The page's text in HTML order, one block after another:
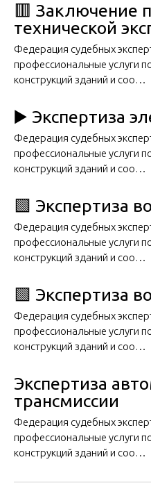
🟥 Заключение
технической
Федерация судебных
профессиональные услуги
конструкций зданий и соо…
▶️ Экспертиза
Федерация судебных
профессиональные услуги
конструкций зданий и соо…
🟩 Экспертиза
Федерация судебных
профессиональные услуги
конструкций зданий и соо…
🟩 Экспертиза
Федерация судебных
профессиональные услуги
конструкций зданий и соо…
Экспертиза
трансмиссии
Федерация судебных
профессиональные услуги
конструкций зданий и соо…